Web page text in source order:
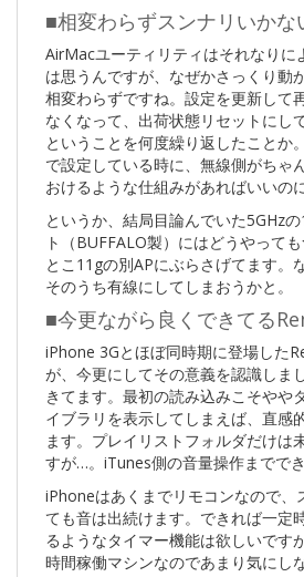
■相変わらずスンナリいかな
AirMacユーティリティはそれなりに
は思うんですが、なぜかさっくり動
相変わらずですね。設定を更新して
なくなって、出荷状態リセットにし
ということを何度繰り返したことか
で設定している時に、無線側がちゃ
おけるような仕組みがあればいいの
というか、結局目論んでいた5GHz
ト（BUFFALO製）にはどうやって
とこ11gの別APにぶらさげてます。
そのうち有線にしてしまおうかと。
■今更ながら良くできてる
iPhone 3Gとほぼ同時期に登場した
が、今更にしてその意義を認識しま
きてます。最初の読み込みこそやや
イブラリを表示してしまえば、直感
ます。プレイリストフォルダだけは
すが…。iTunes側の音量操作までで
iPhoneはあくまでリモコンなので、
ても音は出続けます。できれば一定
るようなタイマー機能は欲しいです
時間稼働マシンなのであまり気にし